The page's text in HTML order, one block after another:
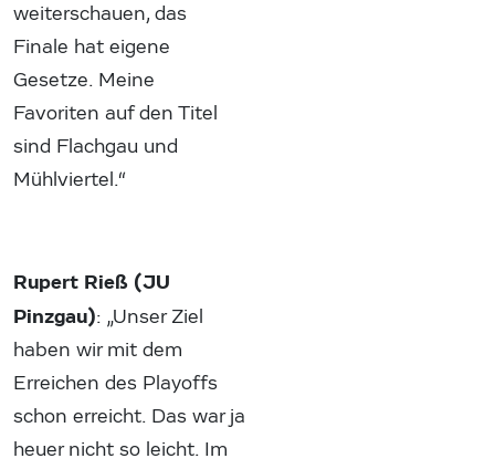
weiterschauen, das
Finale hat eigene
Gesetze. Meine
Favoriten auf den Titel
sind Flachgau und
Mühlviertel.“
Rupert Rieß (JU
Pinzgau): „Unser Ziel
haben wir mit dem
Erreichen des Playoffs
schon erreicht. Das war ja
heuer nicht so leicht. Im